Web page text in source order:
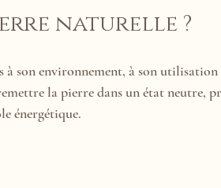
naturelle ?
à son environnement, à son utilisation
la pierre dans un état neutre,
énergétique.